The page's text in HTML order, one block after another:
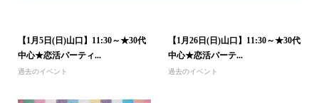
【1月5日(日)山口】11:30～★30代
中心★恋活パーティ...
過去のイベント
【1月26日(日)山口】11:30～★30代
中心★恋活パーテ...
過去のイベント